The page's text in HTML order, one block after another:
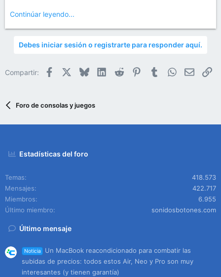
Continúar leyendo...
Debes iniciar sesión o registrarte para responder aquí.
Compartir: Facebook BlueskyLinkedIn
Reddit PinterestTumblrWhatsApp
Email
Foro de consolas y juegos
Estadísticas del foro
Temas
418.573
Mensajes
422.717
Miembros
6.955
Último miembro
sonidosbotones.com
Último mensaje
Noticia
Un MacBook reacondicionado para combatir las
subidas de precios: todos estos Air, Neo y Pro son muy
interesantes (y tienen garantía)